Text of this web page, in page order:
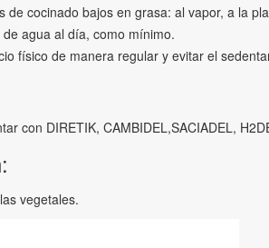
de cocinado bajos en grasa: al vapor, a la
agua al día, como mínimo.
físico de manera regular y evitar el
con DIRETIK, CAMBIDEL,SACIADEL,
vegetales.